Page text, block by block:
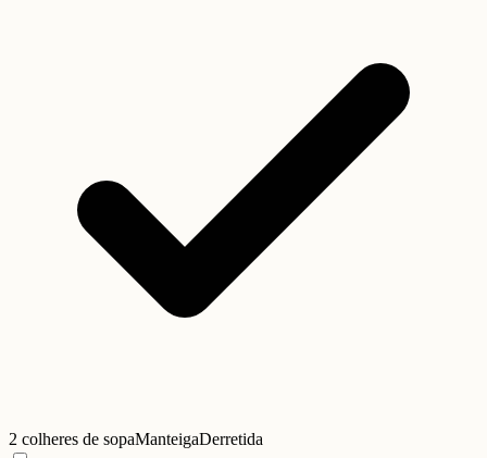
2 colheres de sopaManteigaDerretida